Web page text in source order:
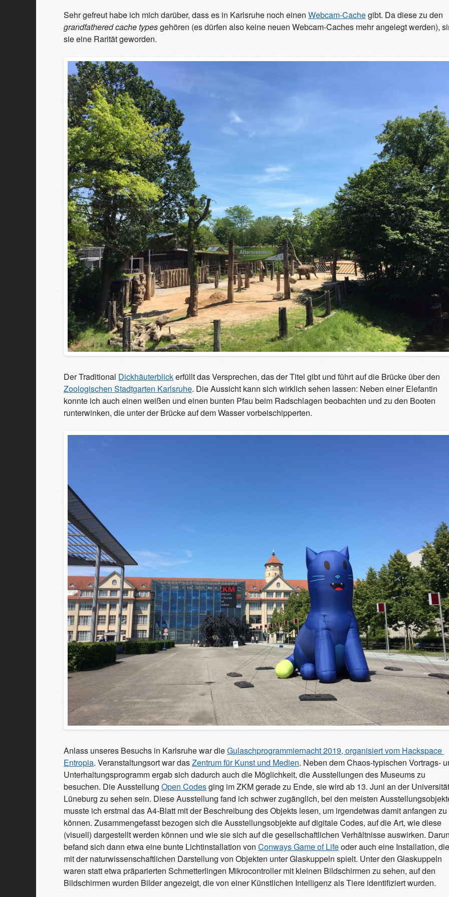
Sehr gefreut habe ich mich darüber, dass es in Karlsruhe noch einen Webcam-Cachegibt. Da diese zu den
grandfathered cache typesgehören (es dürfen also keine neuen Webcam-Caches mehr angelegt werden),
sie eine Rarität geworden.
Der Traditional Dickhäuterblickerfüllt das Versprechen, das der Titel gibt und führt auf die Brücke über den
Zoologischen Stadtgarten Karlsruhe. Die Aussicht kann sich wirklich sehen lassen: Neben einer Elefantin
konnte ich auch einen weißen und einen bunten Pfau beim Radschlagen beobachten und zu den Booten
runterwinken, die unter der Brücke auf dem Wasser vorbeischipperten.
Anlass unseres Besuchs in Karlsruhe war dieGulaschprogrammiernacht 2019, organisiert vom Hackspace
Entropia. Veranstaltungsort war dasZentrum für Kunst und Medien. Neben dem Chaos-typischen Vortrags-
Unterhaltungsprogramm ergab sich dadurch auch die Möglichkeit, die Ausstellungen des Museums zu
besuchen. Die Ausstellung Open Codesging im ZKM gerade zu Ende, sie wird ab 13. Juni an der Universität
Lüneburg zu sehen sein. Diese Ausstellung fand ich schwer zugänglich, bei den meisten
musste ich erstmal das A4-Blatt mit der Beschreibung des Objekts lesen, um irgendetwas damit anfangen zu
können. Zusammengefasst bezogen sich die Ausstellungsobjekte auf digitale Codes, auf die Art, wie diese
(visuell) dargestellt werden können und wie sie sich auf die gesellschaftlichen Verhältnisse auswirken.
befand sich dann etwa eine bunte Lichtinstallation von Conways Game of Lifeoder auch eine Installation, die
mit der naturwissenschaftlichen Darstellung von Objekten unter Glaskuppeln spielt. Unter den Glaskuppeln
waren statt etwa präparierten Schmetterlingen Mikrocontroller mit kleinen Bildschirmen zu sehen, auf den
Bildschirmen wurden Bilder angezeigt, die von einer Künstlichen Intelligenz als Tiere identifiziert wurden.